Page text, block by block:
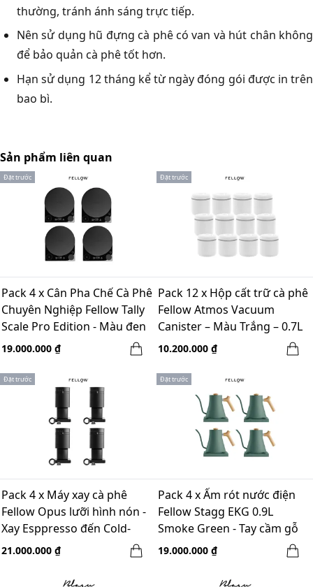
thường, tránh ánh sáng trực tiếp.
Nên sử dụng hũ đựng cà phê có van và hút chân không
để bảo quản cà phê tốt hơn.
Hạn sử dụng 12 tháng kể từ ngày đóng gói được in trên
bao bì.
Sản phẩm liên quan
Đặt trước
Pack 4 x Cân Pha Chế Cà Phê
Chuyên Nghiệp Fellow Tally
Scale Pro Edition - Màu đen
19.000.000 ₫
Đặt trước
Pack 12 x Hộp cất trữ cà phê
Fellow Atmos Vacuum
Canister – Màu Trắng – 0.7L
10.200.000 ₫
Đặt trước
Pack 4 x Máy xay cà phê
Fellow Opus lưỡi hình nón -
Xay Esppresso đến Cold-
brew - Màu Đen - 220V
21.000.000 ₫
Đặt trước
Pack 4 x Ấm rót nước điện
Fellow Stagg EKG 0.9L
Smoke Green - Tay cầm gỗ
Maple
19.000.000 ₫